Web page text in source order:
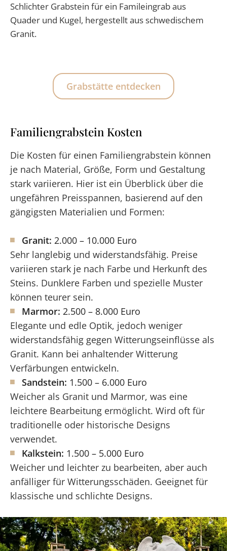
Schlichter Grabstein für ein Famileingrab aus
Quader und Kugel, hergestellt aus schwedischem
Granit.
Grabstätte entdecken
Familiengrabstein Kosten
Die Kosten für einen Familiengrabstein können
je nach Material, Größe, Form und Gestaltung
stark variieren. Hier ist ein Überblick über die
ungefähren Preisspannen, basierend auf den
gängigsten Materialien und Formen:
Granit: 2.000 – 10.000 Euro
Sehr langlebig und widerstandsfähig. Preise
variieren stark je nach Farbe und Herkunft des
Steins. Dunklere Farben und spezielle Muster
können teurer sein.
Marmor: 2.500 – 8.000 Euro
Elegante und edle Optik, jedoch weniger
widerstandsfähig gegen Witterungseinflüsse als
Granit. Kann bei anhaltender Witterung
Verfärbungen entwickeln.
Sandstein: 1.500 – 6.000 Euro
Weicher als Granit und Marmor, was eine
leichtere Bearbeitung ermöglicht. Wird oft für
traditionelle oder historische Designs
verwendet.
Kalkstein: 1.500 – 5.000 Euro
Weicher und leichter zu bearbeiten, aber auch
anfälliger für Witterungsschäden. Geeignet für
klassische und schlichte Designs.